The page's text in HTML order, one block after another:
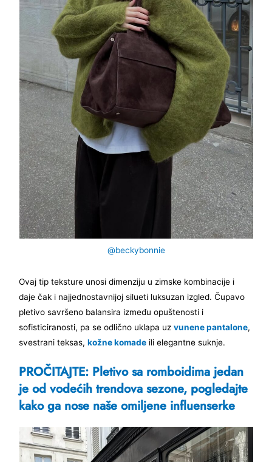
@beckybonnie
Ovaj tip teksture unosi dimenziju u zimske kombinacije i
daje čak i najjednostavnijoj silueti luksuzan izgled. Čupavo
pletivo savršeno balansira između opuštenosti i
sofisticiranosti, pa se odlično uklapa uzvunene pantalone,
svestrani teksas,kožne komade ili elegantne suknje.
PROČITAJTE: Pletivo sa romboidima jedan
je od vodećih trendova sezone, pogledajte
kako ga nose naše omiljene influenserke